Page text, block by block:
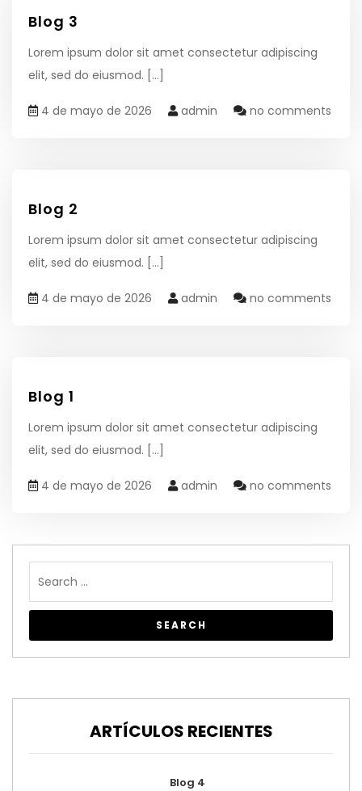
Blog 3
Lorem ipsum dolor sit amet consectetur adipiscing
elit, sed do eiusmod. [...]
4 de mayo de 2026 admin no comments
Blog 2
Lorem ipsum dolor sit amet consectetur adipiscing
elit, sed do eiusmod. [...]
4 de mayo de 2026 admin no comments
Blog 1
Lorem ipsum dolor sit amet consectetur adipiscing
elit, sed do eiusmod. [...]
4 de mayo de 2026 admin no comments
ARTÍCULOS RECIENTES
Blog 4